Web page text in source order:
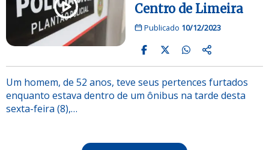
Centro de Limeira
Publicado 10/12/2023
Um homem, de 52 anos, teve seus pertences furtados
enquanto estava dentro de um ônibus na tarde desta
sexta-feira (8),…